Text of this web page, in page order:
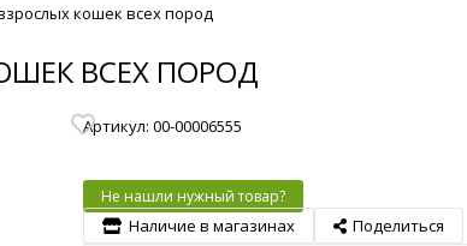
кошек всех пород
ВСЕХ ПОРОД
Артикул: 00-00006555
Не нашли нужный товар?
Наличие в магазинах Поделиться